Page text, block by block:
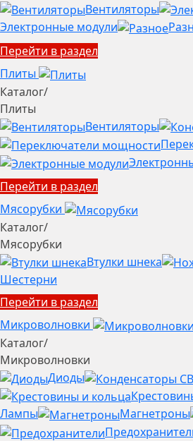
Вентиляторы
Электронные модули
Перейти в раздел
Плиты
Каталог/
Плиты
Вентиляторы
Перейти в раздел
Мясорубки
Каталог/
Мясорубки
Втулки шнека
Шестерни
Перейти в раздел
Микроволновки
Каталог/
Микроволновки
Диоды
Лампы
Магнетроны